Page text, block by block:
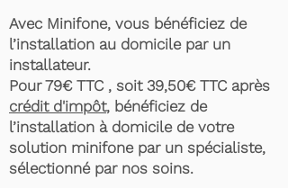
Avec Minifone, vous bénéficiez de
l’installation au domicile par un
installateur.
Pour 79€ TTC , soit 39,50€ TTC après
crédit d'impôt, bénéficiez de
l’installation à domicile de votre
solution minifone par un spécialiste,
sélectionné par nos soins.